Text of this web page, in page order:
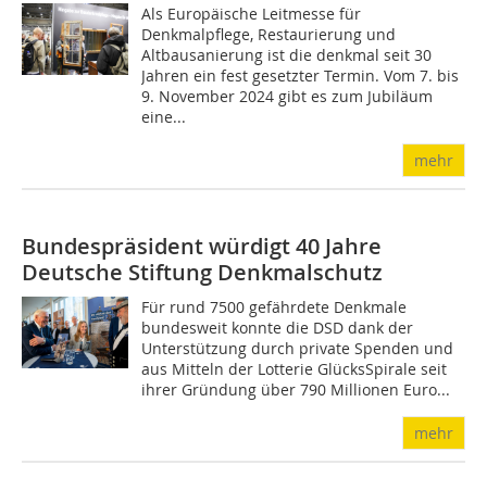
Als Europäische Leitmesse für
Denkmalpflege, Restaurierung und
Altbausanierung ist die denkmal seit 30
Jahren ein fest gesetzter Termin. Vom 7. bis
9. November 2024 gibt es zum Jubiläum
eine...
mehr
Bundespräsident würdigt 40 Jahre
Deutsche Stiftung Denkmalschutz
Für rund 7500 gefährdete Denkmale
bundesweit konnte die DSD dank der
Unterstützung durch private Spenden und
aus Mitteln der Lotterie GlücksSpirale seit
ihrer Gründung über 790 Millionen Euro...
mehr